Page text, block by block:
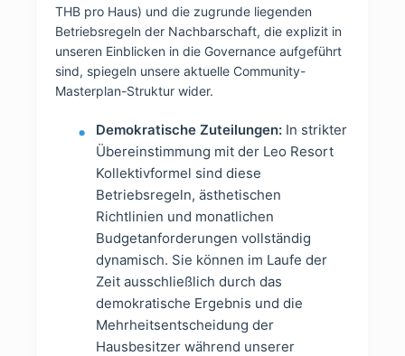
THB pro Haus) und die zugrunde liegenden
Betriebsregeln der Nachbarschaft, die explizit in
unseren Einblicken in die Governance aufgeführt
sind, spiegeln unsere aktuelle Community-
Masterplan-Struktur wider.
Demokratische Zuteilungen: In strikter
Übereinstimmung mit der Leo Resort
Kollektivformel sind diese
Betriebsregeln, ästhetischen
Richtlinien und monatlichen
Budgetanforderungen vollständig
dynamisch. Sie können im Laufe der
Zeit ausschließlich durch das
demokratische Ergebnis und die
Mehrheitsentscheidung der
Hausbesitzer während unserer